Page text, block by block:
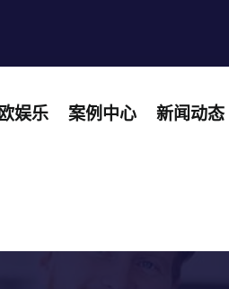
娱乐 案例中心 新闻动态